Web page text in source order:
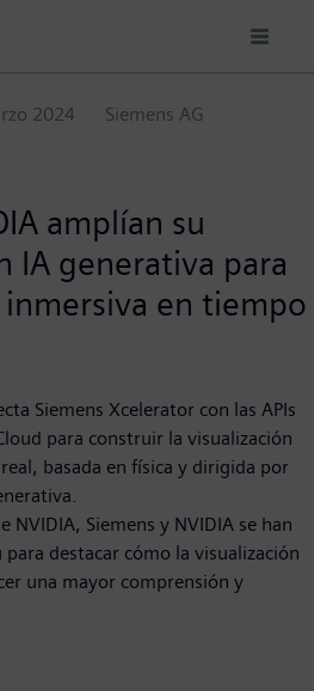
2024
Siemens AG
amplían su
IA generativa para
en tiempo
Siemens Xcelerator con las APIs
para construir la visualización
basada en física y dirigida por
NVIDIA, Siemens y NVIDIA se han
destacar cómo la visualización
una mayor comprensión y